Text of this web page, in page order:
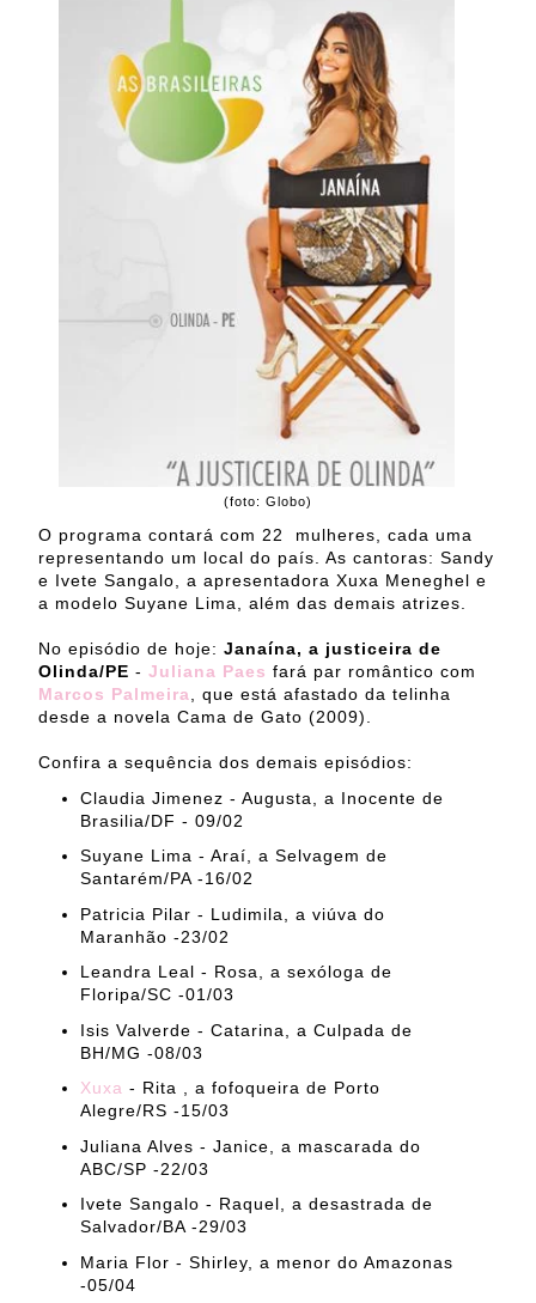
(foto: Globo)
O programa contará com 22 mulheres, cada uma
representando um local do país. As cantoras: Sandy
e Ivete Sangalo, a apresentadora Xuxa Meneghel e
a modelo Suyane Lima, além das demais atrizes.
No episódio de hoje: Janaína, a justiceira de
Olinda/PE - Juliana Paes fará par romântico com
Marcos Palmeira, que está afastado da telinha
desde a novela Cama de Gato (2009).
Confira a sequência dos demais episódios:
Claudia Jimenez - Augusta, a Inocente de
Brasilia/DF - 09/02
Suyane Lima - Araí, a Selvagem de
Santarém/PA -16/02
Patricia Pilar - Ludimila, a viúva do
Maranhão -23/02
Leandra Leal - Rosa, a sexóloga de
Floripa/SC -01/03
Isis Valverde - Catarina, a Culpada de
BH/MG -08/03
Xuxa - Rita , a fofoqueira de Porto
Alegre/RS -15/03
Juliana Alves - Janice, a mascarada do
ABC/SP -22/03
Ivete Sangalo - Raquel, a desastrada de
Salvador/BA -29/03
Maria Flor - Shirley, a menor do Amazonas
-05/04